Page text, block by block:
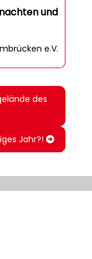
und
e.V.
des
Jahr?!